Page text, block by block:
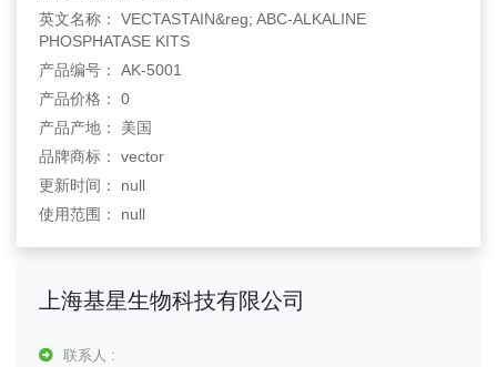
英文名称： VECTASTAIN&reg; ABC-ALKALINE
PHOSPHATASE KITS
产品编号： AK-5001
产品价格： 0
产品产地： 美国
品牌商标： vector
更新时间： null
使用范围： null
上海基星生物科技有限公司
联系人 :